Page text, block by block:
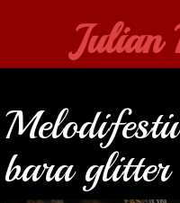
Julian
bara glitter